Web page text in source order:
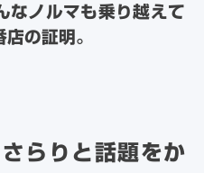
なノルマも乗り越えて
の証明。
らりと話題をか